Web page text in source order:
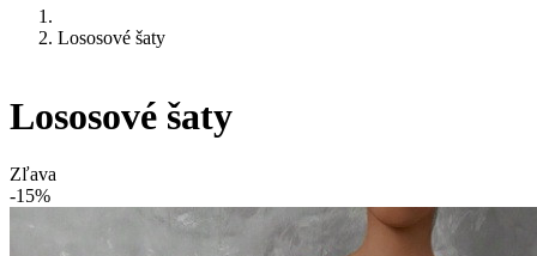
Lososové šaty
Lososové šaty
Zľava
-15%